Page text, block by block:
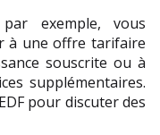
exemple, vous
à une offre tarifaire
souscrite ou à
supplémentaires.
pour discuter des